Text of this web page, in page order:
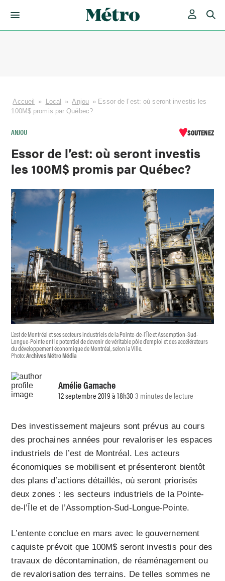
Accueil » Local » Anjou » Essor de l’est: où seront investis les
100M$ promis par Québec?
ANJOU SOUTENEZ
Essor de l’est: où seront investis
les 100M$ promis par Québec?
L’est de Montréal et ses secteurs industriels de la Pointe-de-l’Île et Assomption-Sud-
Longue-Pointe ont le potentiel de devenir de véritable pôle d’emploi et des accélérateurs
du développement économique de Montréal, selon la Ville.
Photo:Archives Métro Média
Amélie Gamache
12 septembre 2019 à 18h303 minutes de lecture
Des investissement majeurs sont prévus au cours
des prochaines années pour revaloriser les espaces
industriels de l’est de Montréal. Les acteurs
économiques se mobilisent et présenteront bientôt
des plans d’actions détaillés, où seront priorisés
deux zones : les secteurs industriels de la Pointe-
de-l’Île et de l’Assomption-Sud-Longue-Pointe.
L’entente conclue en mars avec le gouvernement
caquiste prévoit que 100M$ seront investis pour des
travaux de décontamination, de réaménagement ou
de revalorisation des terrains. De telles sommes ne